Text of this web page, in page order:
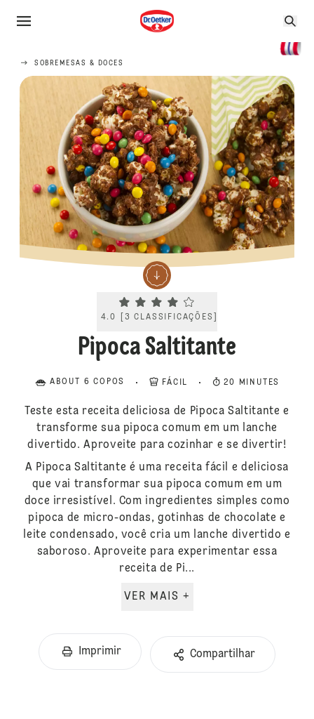
SOBREMESAS & DOCES
Current rating 4.0. Click to rate.
4.0 3 CLASSIFICAÇÕES
Pipoca Saltitante
ABOUT 6 COPOS FÁCIL 20 MINUTES
Teste esta receita deliciosa de Pipoca Saltitante e
transforme sua pipoca comum em um lanche
divertido. Aproveite para cozinhar e se divertir!
A Pipoca Saltitante é uma receita fácil e deliciosa
que vai transformar sua pipoca comum em um
doce irresistível. Com ingredientes simples como
pipoca de micro-ondas, gotinhas de chocolate e
leite condensado, você cria um lanche divertido e
saboroso. Aproveite para experimentar essa
receita de Pi...
VER MAIS +
Imprimir Compartilhar